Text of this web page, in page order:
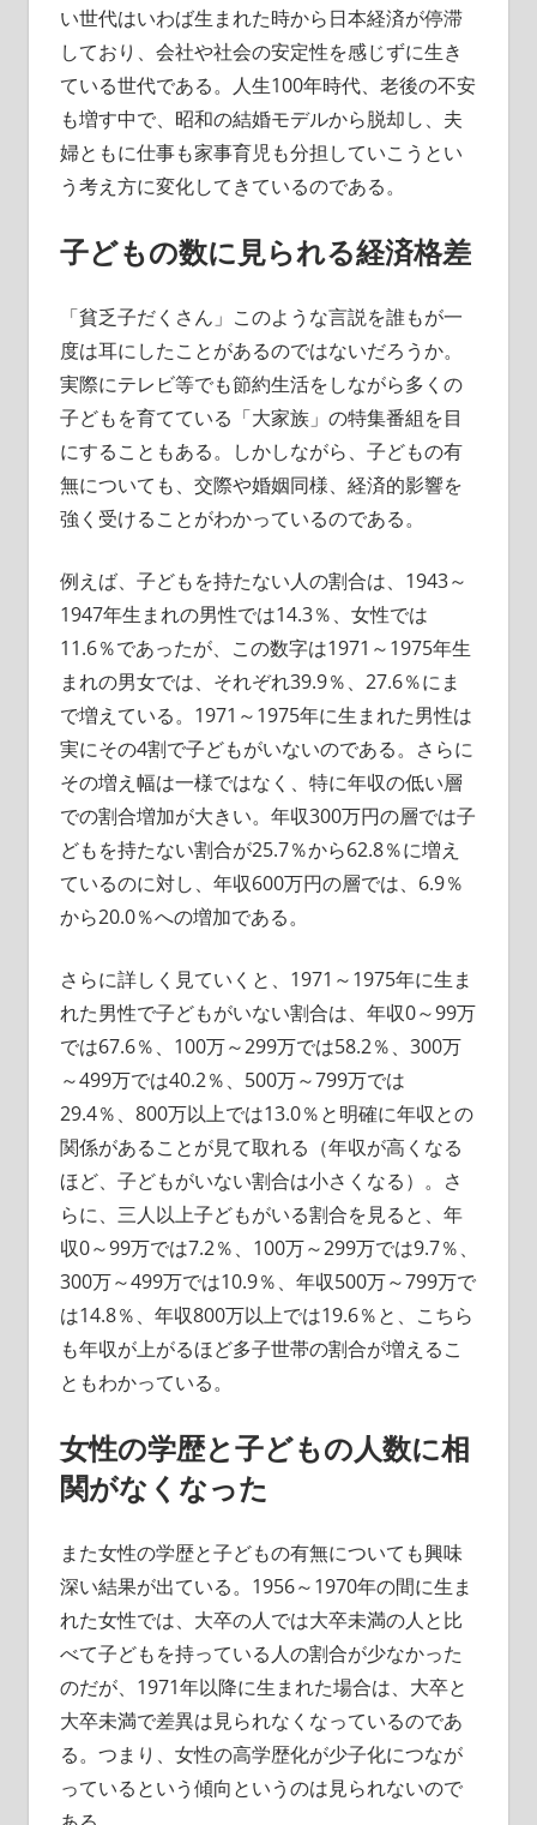
い世代はいわば生まれた時から日本経済が停滞
しており、会社や社会の安定性を感じずに生き
ている世代である。人生100年時代、老後の不安
も増す中で、昭和の結婚モデルから脱却し、夫
婦ともに仕事も家事育児も分担していこうとい
う考え方に変化してきているのである。
子どもの数に見られる経済格差
「貧乏子だくさん」このような言説を誰もが一
度は耳にしたことがあるのではないだろうか。
実際にテレビ等でも節約生活をしながら多くの
子どもを育てている「大家族」の特集番組を目
にすることもある。しかしながら、子どもの有
無についても、交際や婚姻同様、経済的影響を
強く受けることがわかっているのである。
例えば、子どもを持たない人の割合は、1943～
1947年生まれの男性では14.3％、女性では
11.6％であったが、この数字は1971～1975年生
まれの男女では、それぞれ39.9％、27.6％にま
で増えている。1971～1975年に生まれた男性は
実にその4割で子どもがいないのである。さらに
その増え幅は一様ではなく、特に年収の低い層
での割合増加が大きい。年収300万円の層では子
どもを持たない割合が25.7％から62.8％に増え
ているのに対し、年収600万円の層では、6.9％
から20.0％への増加である。
さらに詳しく見ていくと、1971～1975年に生ま
れた男性で子どもがいない割合は、年収0～99万
では67.6％、100万～299万では58.2％、300万
～499万では40.2％、500万～799万では
29.4％、800万以上では13.0％と明確に年収との
関係があることが見て取れる（年収が高くなる
ほど、子どもがいない割合は小さくなる）。さ
らに、三人以上子どもがいる割合を見ると、年
収0～99万では7.2％、100万～299万では9.7％、
300万～499万では10.9％、年収500万～799万で
は14.8％、年収800万以上では19.6％と、こちら
も年収が上がるほど多子世帯の割合が増えるこ
ともわかっている。
女性の学歴と子どもの人数に相
関がなくなった
また女性の学歴と子どもの有無についても興味
深い結果が出ている。1956～1970年の間に生ま
れた女性では、大卒の人では大卒未満の人と比
べて子どもを持っている人の割合が少なかった
のだが、1971年以降に生まれた場合は、大卒と
大卒未満で差異は見られなくなっているのであ
る。つまり、女性の高学歴化が少子化につなが
っているという傾向というのは見られないので